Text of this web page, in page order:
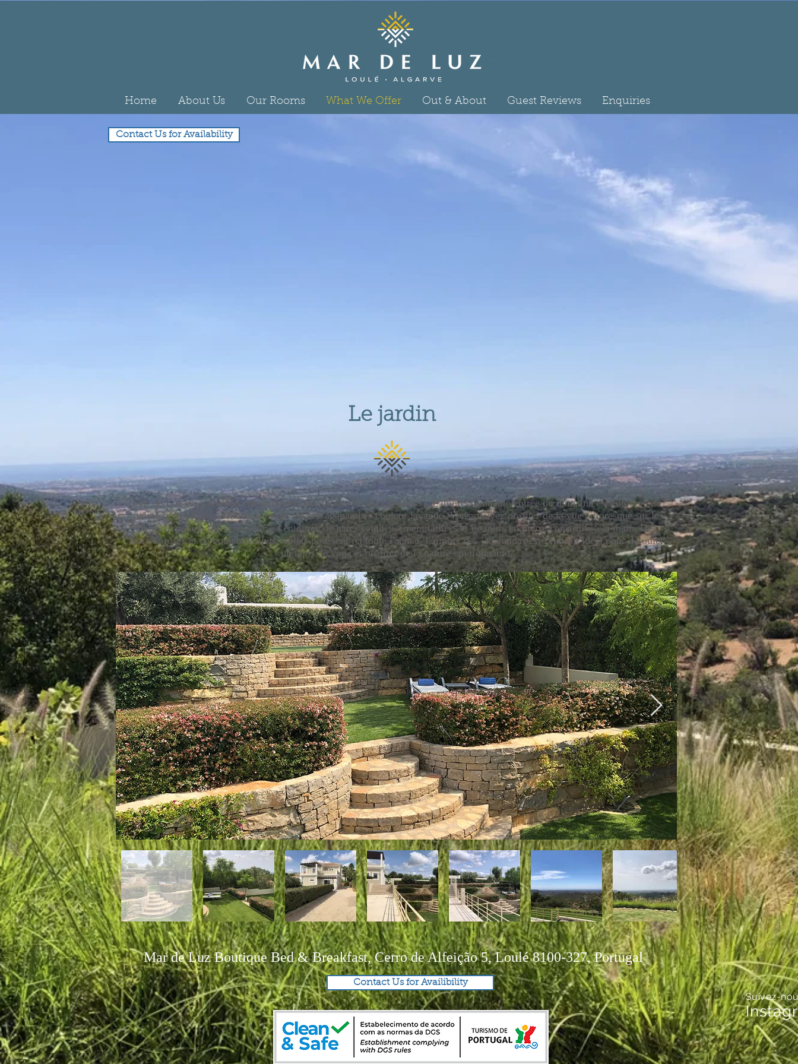
Home About Us Our Rooms What We Offer Out & About Guest Reviews Enquiries
Contact Us for Availability
Le jardin
Mar de Luz est située sur les sommets des collines de São Sebastião. L'impressionnante entrée du domaine est entourée de
palmiers tropicaux, d'hibiscus rouge vif et d'agapanthes couleur lavande. Vous pouvez profiter de la vue pittoresque sur le
Barrocal depuis l'oliveraie qui est entourée de haies soigneusement taillées et de murs en pierre construits à la main. Des
lauriers roses et de bougainvilliers violets poussent ici toute l'année. L'ombre des jacarandas est l'endroit idéal pour dérouler
un tapis de yoga et profiter de la nature environnante.
Mar de Luz Boutique Bed & Breakfast, Cerro de Alfeição 5, Loulé 8100-327, Portugal
Contact Us for Availibility
Suivez-